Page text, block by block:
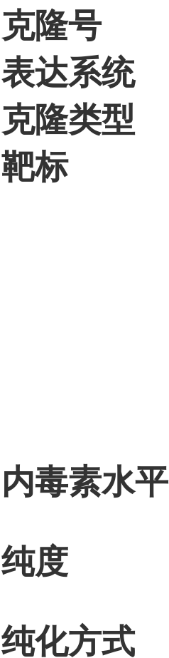
克隆号
表达系统
克隆类型
靶标
内毒素水平
纯度
纯化方式